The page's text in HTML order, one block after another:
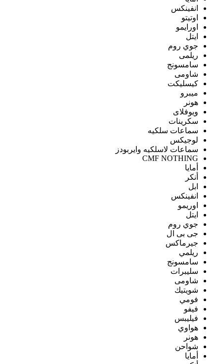
انفينكس
اوتيتو
اورايمو
ايتل
جوي روم
ريلمى
سامسونج
شاومى
كيسليكت
ميبرو
هونر
ويوفلاى
سكرينات
سماعات سلكيه
لوجيكس
سماعات لاسلكيه وايربودز
CMF NOTHING
أمايا
أنكر
ابل
انفينكس
اوريمو
ايتل
جوي روم
جى بى ال
جيرماكس
ريلمي
سامسونج
سليبرات
شاومى
شويتيك
فومي
فيفو
فيليبس
هواوي
هونر
شواحن
أمايا